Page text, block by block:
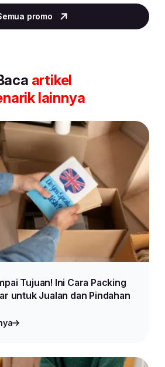
promo
artikel
lainnya
Tujuan! Ini Cara Packing
untuk Jualan dan Pindahan